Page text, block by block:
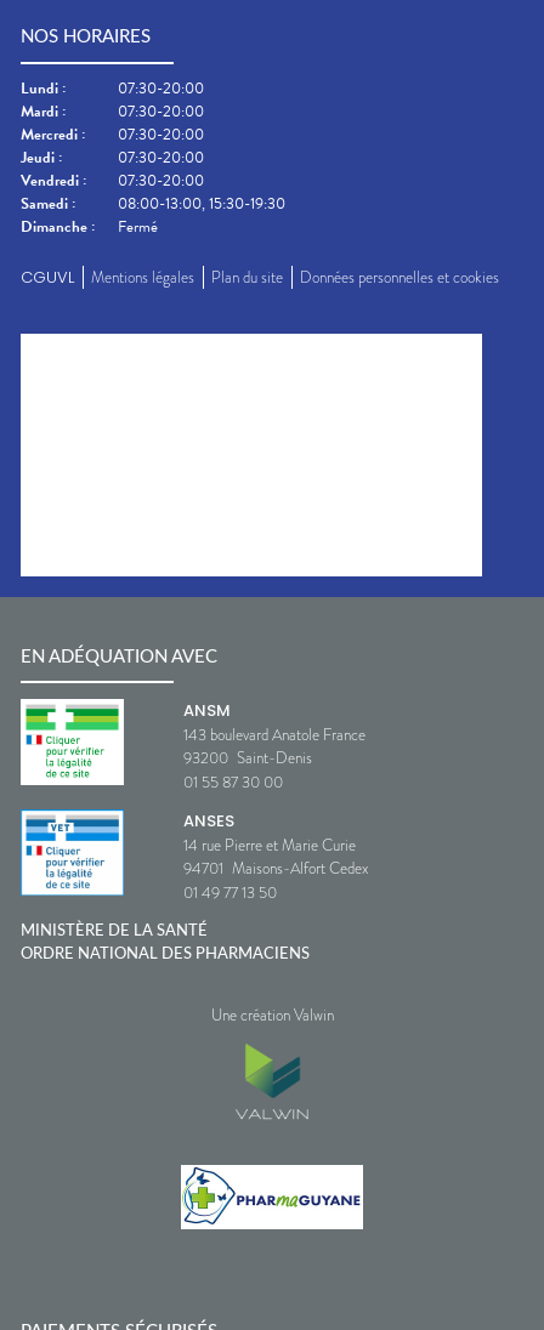
NOS HORAIRES
Lundi :
07:30-20:00
Mardi :
07:30-20:00
Mercredi :
07:30-20:00
Jeudi :
07:30-20:00
Vendredi :
07:30-20:00
Samedi :
08:00-13:00, 15:30-19:30
Dimanche : Fermé
CGUVL Mentions légales Plan du site Données personnelles et cookies
EN ADÉQUATION AVEC
ANSM
143 boulevard Anatole France
93200 Saint-Denis
01 55 87 30 00
ANSES
14 rue Pierre et Marie Curie
94701 Maisons-Alfort Cedex
01 49 77 13 50
MINISTÈRE DE LA SANTÉ
ORDRE NATIONAL DES PHARMACIENS
Une création Valwin